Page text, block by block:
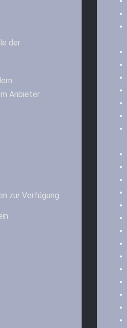
der
Anbieter
zur Verfügung.